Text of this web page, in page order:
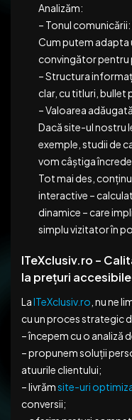
Analizăm:
– Tonul
Cum putem adapta
convingător pentru
– Structura
clar, cu titluri, bullet
– Valoarea
Dacă site-ul nostru
exemple, studii de
vom câștiga
Tot mai des,
interactive –
dinamice – care
simplu vizitator în
ITeXclusiv.ro –
la prețuri accesibile
LaITeXclusiv.ro , nu ne
cu un proces strategic
– începem cu o analiză
– propunem soluții
atuurile clientului;
– livrămsite-uri
conversii;